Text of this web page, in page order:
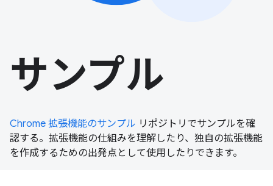
サンプル
Chrome 拡張機能のサンプル リポジトリでサンプルを確
認する。拡張機能の仕組みを理解したり、独自の拡張機能
を作成するための出発点として使用したりできます。